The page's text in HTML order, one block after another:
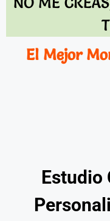
El Mejor
Estudio